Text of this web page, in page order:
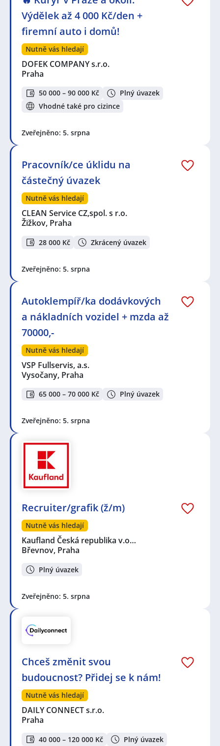
Výdělek až 4 000 Kč/den +
firemní auto i domů!
Nutně vás hledají
DOFEK COMPANY s.r.o.
Praha
50 000 – 90 000 Kč
Plný úvazek
Vhodné také pro cizince
Zveřejněno: 5. srpna
Pracovník/ce úklidu na
částečný úvazek
Nutně vás hledají
CLEAN Service CZ,spol. s r.o.
Žižkov, Praha
28 000 Kč Zkrácený úvazek
Zveřejněno: 5. srpna
Autoklempíř/ka dodávkových
a nákladních vozidel + mzda až
70000,-
Nutně vás hledají
VSP Fullservis, a.s.
Vysočany, Praha
65 000 – 70 000 Kč Plný úvazek
Zveřejněno: 5. srpna
Recruiter/grafik (ž/m)
Nutně vás hledají
Kaufland Česká republika v.o…
Břevnov, Praha
Plný úvazek
Zveřejněno: 5. srpna
Chceš změnit svou
budoucnost? Přidej se k nám!
Nutně vás hledají
DAILY CONNECT s.r.o.
Praha
40 000 – 120 000 Kč Plný úvazek